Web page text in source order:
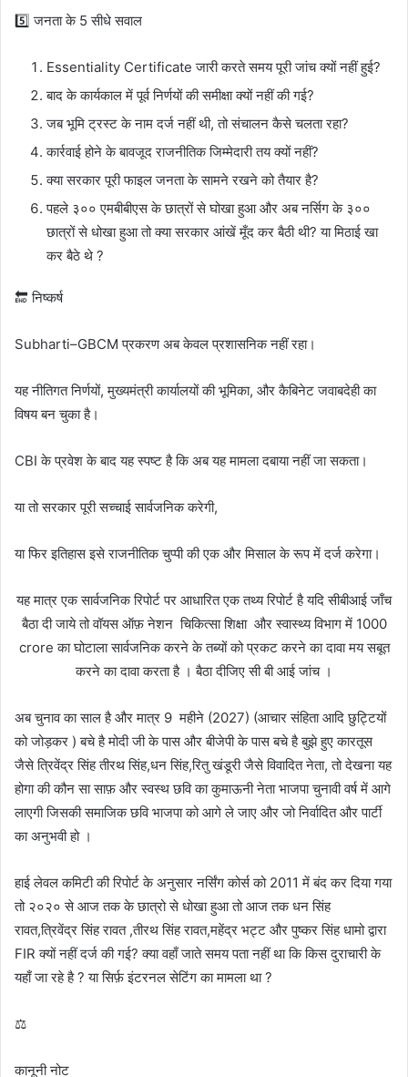
5️⃣ जनता के 5 सीधे सवाल
Essentiality Certificate जारी करते समय पूरी जांच क्यों नहीं हुई?
बाद के कार्यकाल में पूर्व निर्णयों की समीक्षा क्यों नहीं की गई?
जब भूमि ट्रस्ट के नाम दर्ज नहीं थी, तो संचालन कैसे चलता रहा?
कार्रवाई होने के बावजूद राजनीतिक जिम्मेदारी तय क्यों नहीं?
क्या सरकार पूरी फाइल जनता के सामने रखने को तैयार है?
पहले ३०० एमबीबीएस के छात्रों से घोखा हुआ और अब नर्सिग के ३००
छात्रों से धोखा हुआ तो क्या सरकार आंखें मूँद कर बैठी थी? या मिठाई खा
कर बैठे थे ?
🔚 निष्कर्ष
Subharti–GBCM प्रकरण अब केवल प्रशासनिक नहीं रहा।
यह नीतिगत निर्णयों, मुख्यमंत्री कार्यालयों की भूमिका, और कैबिनेट जवाबदेही का
विषय बन चुका है।
CBI के प्रवेश के बाद यह स्पष्ट है कि अब यह मामला दबाया नहीं जा सकता।
या तो सरकार पूरी सच्चाई सार्वजनिक करेगी,
या फिर इतिहास इसे राजनीतिक चुप्पी की एक और मिसाल के रूप में दर्ज करेगा।
यह मात्र एक सार्वजनिक रिपोर्ट पर आधारित एक तथ्य रिपोर्ट है यदि सीबीआई जाँच
बैठा दी जाये तो वॉयस ऑफ़ नेशन चिकित्सा शिक्षा और स्वास्थ्य विभाग में 1000
crore का घोटाला सार्वजनिक करने के तब्यों को प्रकट करने का दावा मय सबूत
करने का दावा करता है । बैठा दीजिए सी बी आई जांच ।
अब चुनाव का साल है और मात्र 9 महीने (2027) (आचार संहिता आदि छुट्टियों
को जोड़कर ) बचे है मोदी जी के पास और बीजेपी के पास बचे है बुझे हुए कारतूस
जैसे त्रिवेंद्र सिंह तीरथ सिंह,धन सिंह,रितु खंडूरी जैसे विवादित नेता, तो देखना यह
होगा की कौन सा साफ़ और स्वस्थ छवि का कुमाऊनी नेता भाजपा चुनावी वर्ष में आगे
लाएगी जिसकी समाजिक छवि भाजपा को आगे ले जाए और जो निर्वादित और पार्टी
का अनुभवी हो ।
हाई लेवल कमिटी की रिपोर्ट के अनुसार नर्सिंग कोर्स को 2011 में बंद कर दिया गया
तो २०२० से आज तक के छात्रो से धोखा हुआ तो आज तक धन सिंह
रावत,त्रिवेंद्र सिंह रावत ,तीरथ सिंह रावत,महेंद्र भट्ट और पुष्कर सिंह धामो द्वारा
FIR क्यों नहीं दर्ज की गई? क्या वहाँ जाते समय पता नहीं था कि किस दुराचारी के
यहाँ जा रहे है ? या सिर्फ़ इंटरनल सेटिंग का मामला था ?
⚖️
कानूनी नोट